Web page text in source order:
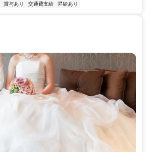
賞与あり 交通費支給 昇給あり